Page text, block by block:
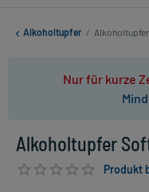
Alkoholtupfer /
Nur für kurze
Alkoholtupfer
Produkt